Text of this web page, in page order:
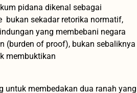
pidana dikenal sebagai
bukan sekadar retorika normatif,
yang membebani negara
(burden of proof), bukan sebaliknya
membuktikan
untuk membedakan dua ranah yang